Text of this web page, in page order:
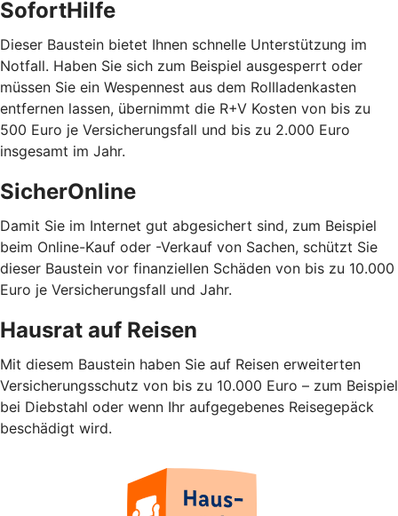
SofortHilfe
Dieser Baustein bietet Ihnen schnelle Unterstützung im
Notfall. Haben Sie sich zum Beispiel ausgesperrt oder
müssen Sie ein Wespennest aus dem Rollladenkasten
entfernen lassen, übernimmt die R+V Kosten von bis zu
500 Euro je Versicherungsfall und bis zu 2.000 Euro
insgesamt im Jahr.
SicherOnline
Damit Sie im Internet gut abgesichert sind, zum Beispiel
beim Online-Kauf oder -Verkauf von Sachen, schützt Sie
dieser Baustein vor finanziellen Schäden von bis zu 10.000
Euro je Versicherungsfall und Jahr.
Hausrat auf Reisen
Mit diesem Baustein haben Sie auf Reisen erweiterten
Versicherungsschutz von bis zu 10.000 Euro – zum Beispiel
bei Diebstahl oder wenn Ihr aufgegebenes Reisegepäck
beschädigt wird.